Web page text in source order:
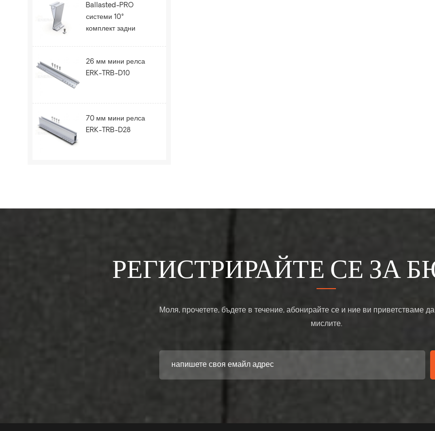
Ballasted-PRO
системи 10°
комплект задни
26 мм мини релса
ERK-TRB-D10
70 мм мини релса
ERK-TRB-D28
РЕГИСТРИРАЙТЕ СЕ ЗА
Моля, прочетете, бъдете в течение, абонирайте се и ние ви приветстваме
мислите.